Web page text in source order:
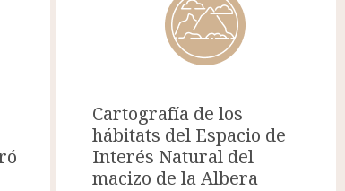
Cartografía de los
hábitats del Espacio de
Interés Natural del
macizo de la Albera